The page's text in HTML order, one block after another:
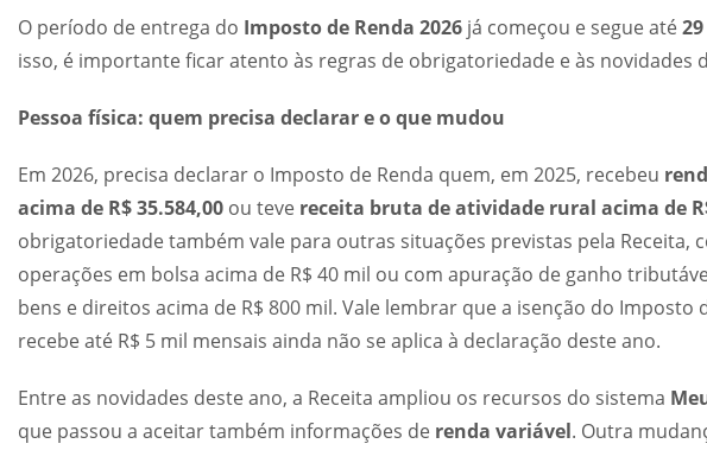
O período de entrega do Imposto de Renda 2026já começou e segue até
isso, é importante ficar atento às regras de obrigatoriedade e às novidades
Pessoa física: quem precisa declarar e o que mudou
Em 2026, precisa declarar o Imposto de Renda quem, em 2025, recebeu
acima de R$ 35.584,00ou teve receita bruta de atividade rural acima de
obrigatoriedade também vale para outras situações previstas pela Receita,
operações em bolsa acima de R$ 40 mil ou com apuração de ganho
bens e direitos acima de R$ 800 mil. Vale lembrar que a isenção do Imposto
recebe até R$ 5 mil mensais ainda não se aplica à declaração deste ano.
Entre as novidades deste ano, a Receita ampliou os recursos do sistema
que passou a aceitar também informações de renda variável. Outra